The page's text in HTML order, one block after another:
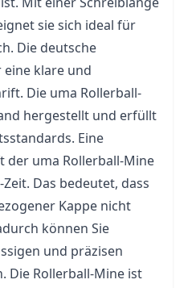
sie sich ideal für
Die deutsche
klare und
Die uma Rollerball-
hergestellt und erfüllt
Eine
der uma Rollerball-Mine
Das bedeutet, dass
Kappe nicht
können Sie
und präzisen
Die Rollerball-Mine ist